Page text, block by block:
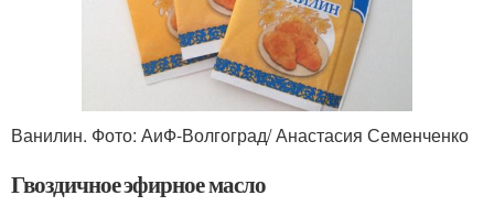
Ванилин. Фото: АиФ-Волгоград/ Анастасия Семенченко
Гвоздичное эфирное масло